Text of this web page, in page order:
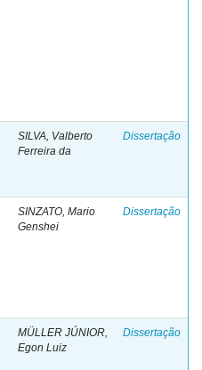
SILVA, Valberto
Ferreira da
Dissertação
SINZATO, Mario
Genshei
Dissertação
MÜLLER JÚNIOR,
Egon Luiz
Dissertação